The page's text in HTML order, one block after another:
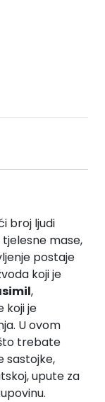
broj ljudi
mase,
postaje
koji je
,
koji je
U ovom
trebate
sastojke,
upute za